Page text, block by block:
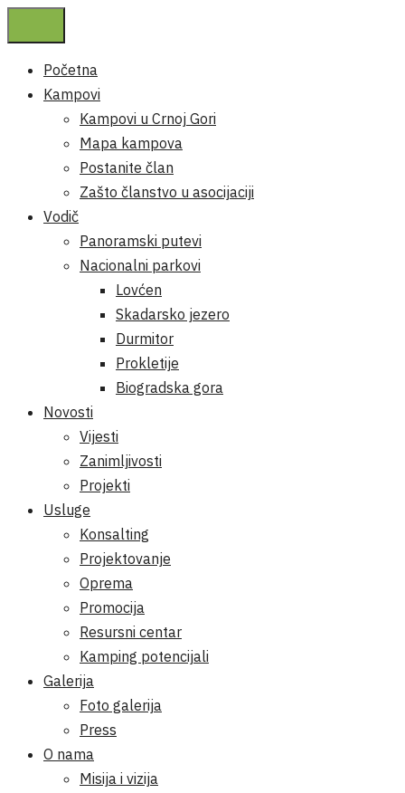
Početna
Kampovi
Kampovi u Crnoj Gori
Mapa kampova
Postanite član
Zašto članstvo u asocijaciji
Vodič
Panoramski putevi
Nacionalni parkovi
Lovćen
Skadarsko jezero
Durmitor
Prokletije
Biogradska gora
Novosti
Vijesti
Zanimljivosti
Projekti
Usluge
Konsalting
Projektovanje
Oprema
Promocija
Resursni centar
Kamping potencijali
Galerija
Foto galerija
Press
O nama
Misija i vizija